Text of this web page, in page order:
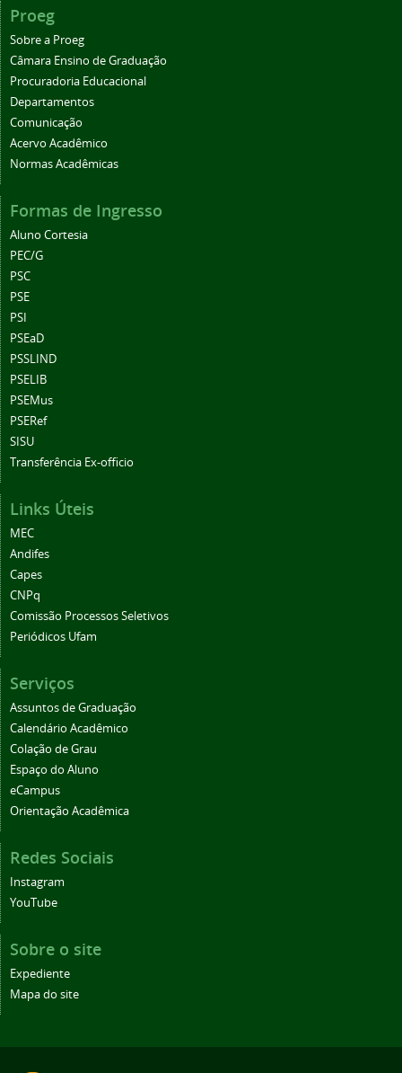
Proeg
Sobre a Proeg
Câmara Ensino de Graduação
Procuradoria Educacional
Departamentos
Comunicação
Acervo Acadêmico
Normas Acadêmicas
Formas de Ingresso
Aluno Cortesia
PEC/G
PSC
PSE
PSI
PSEaD
PSSLIND
PSELIB
PSEMus
PSERef
SISU
Transferência Ex-officio
Links Úteis
MEC
Andifes
Capes
CNPq
Comissão Processos Seletivos
Periódicos Ufam
Serviços
Assuntos de Graduação
Calendário Acadêmico
Colação de Grau
Espaço do Aluno
eCampus
Orientação Acadêmica
Redes Sociais
Instagram
YouTube
Sobre o site
Expediente
Mapa do site